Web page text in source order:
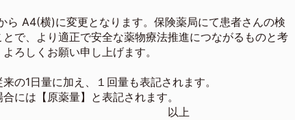
A4(横)に変更となります。保険薬局にて患者さんの検
で、より適正で安全な薬物療法推進につながるものと考
ろしくお願い申し上げます。
の1日量に加え、１回量も表記されます。
には【原薬量】と表記されます。